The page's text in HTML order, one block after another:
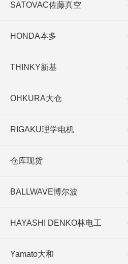
SATOVAC佐藤真空
HONDA本多
THINKY新基
OHKURA大仓
RIGAKU理学电机
仓库现货
BALLWAVE博尔波
HAYASHI DENKO林电工
Yamato大和